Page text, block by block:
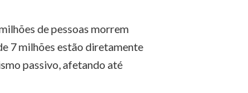
de pessoas morrem
7 milhões estão diretamente
passivo, afetando até